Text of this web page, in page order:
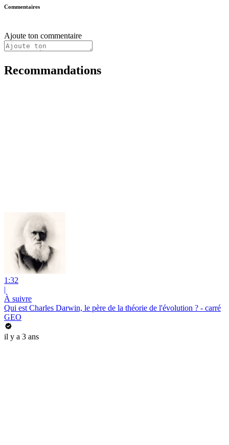
Commentaires
Ajoute ton commentaire
Recommandations
1:32
|
À suivre
Qui est Charles Darwin, le père de la théorie de l'évolution ? - carré
GEO
il y a 3 ans